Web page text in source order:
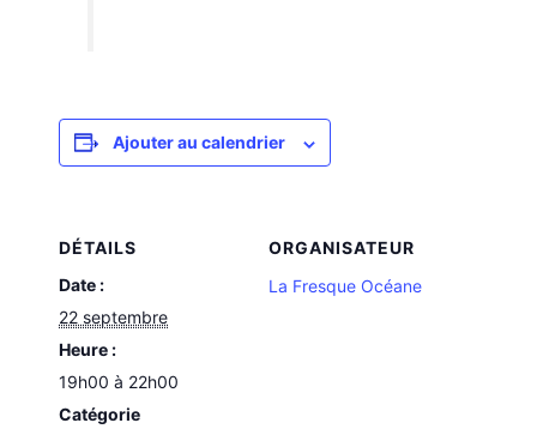
Ajouter au calendrier
DÉTAILS
Date :
22 septembre
Heure :
19h00 à 22h00
Catégorie
ORGANISATEUR
La Fresque Océane